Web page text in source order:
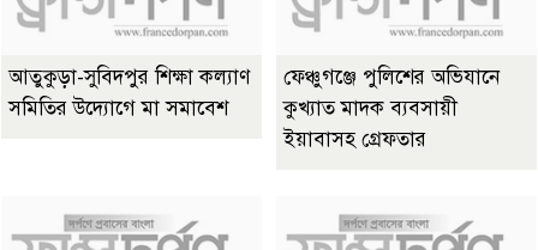
আতুকুড়া-সুবিদপুর শিক্ষা কল্যাণ
সমিতির উদ্যোগে মা সমাবেশ
ফেঞ্চুগঞ্জে পুলিশের অভিযানে
কুখ্যাত মাদক ব্যবসায়ী
ইয়াবাসহ গ্রেফতার